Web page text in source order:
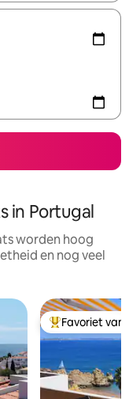
in Portugal
worden hoog
en nog veel
Topfavoriet van
Favoriet van